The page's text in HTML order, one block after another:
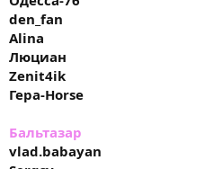
Спарта
VasKahn
Vjazmitsch
Vasek
Горобец
archer1982
Seregamamenov23
GEK
den_fan
Alina
Люциан
Zenit4ik
Гера-Horse
Бальтазар
vlad.babayan